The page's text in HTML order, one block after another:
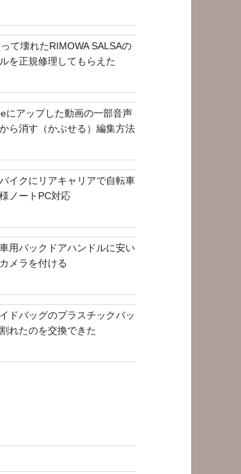
て壊れたRIMOWA SALSAの
を正規修理してもらえた
にアップした動画の一部音声
ら消す（かぶせる）編集方法
イクにリアキャリアで自転車
ノートPC対応
用バックドアハンドルに安い
メラを付ける
ドバッグのプラスチックバッ
れたのを交換できた